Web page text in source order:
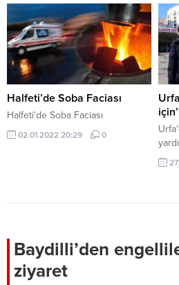
Halfeti’de Soba Faciası
Halfeti'de Soba Faciası
02.01.2022 20:29 0
Baydilli’den
ziyaret